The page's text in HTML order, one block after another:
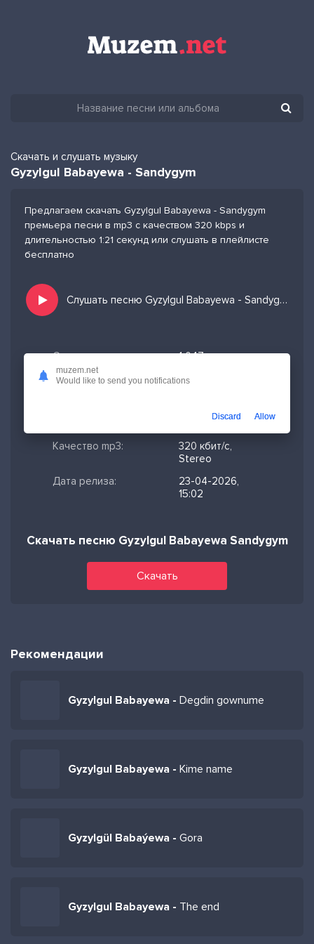
Скачать и слушать музыку
Gyzylgul Babayewa - Sandygym
Предлагаем скачать Gyzylgul Babayewa - Sandygym
премьера песни в mp3 с качеством 320 kbps и
длительностью 1:21 секунд или слушать в плейлисте
бесплатно
Слушать песню Gyzylgul Babayewa - Sandygym и добавить в избранных
Скачано:
1 047
Формат:
MP3
Качество mp3:
320 кбит/с,
Stereo
Дата релиза:
23-04-2026,
15:02
Скачать песню Gyzylgul Babayewa Sandygym
Скачать
Рекомендации
Gyzylgul Babayewa - Degdin gownume
Gyzylgul Babayewa - Kime name
Gyzylgül Babaýewa - Gora
Gyzylgul Babayewa - The end
muzem.net
Would like to send you notifications
Discard Allow